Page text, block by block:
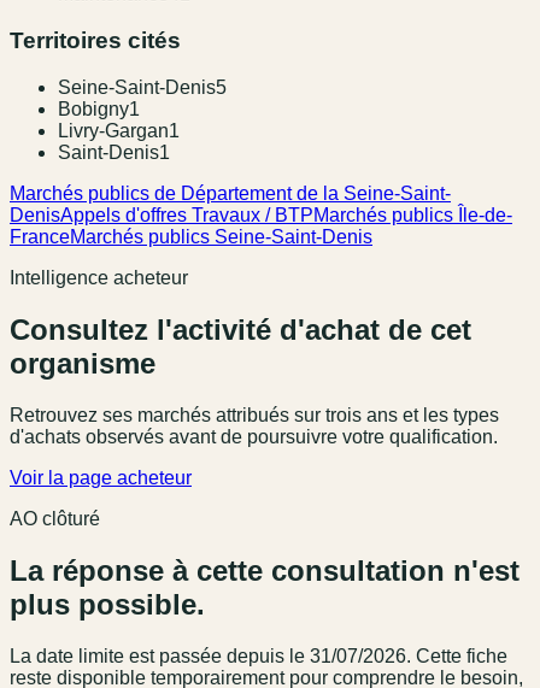
Territoires cités
Seine-Saint-Denis5
Bobigny1
Livry-Gargan1
Saint-Denis1
Marchés publics de Département de la Seine-Saint-
DenisAppels d'offres Travaux / BTPMarchés publics Île-de-
FranceMarchés publics Seine-Saint-Denis
Intelligence acheteur
Consultez l'activité d'achat de cet
organisme
Retrouvez ses marchés attribués sur trois ans et les types
d'achats observés avant de poursuivre votre qualification.
Voir la page acheteur
AO clôturé
La réponse à cette consultation n'est
plus possible.
La date limite est passée depuis le 31/07/2026. Cette fiche
reste disponible temporairement pour comprendre le besoin,